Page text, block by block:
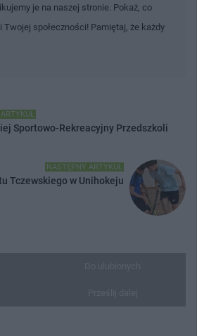
je na naszej stronie. Pokaż, co
Twojej społeczności! Pamiętaj, że każdy
Sportowo-Rekreacyjny Przedszkoli
NASTĘPNY ARTYKUŁ
Tczewskiego w Unihokeju